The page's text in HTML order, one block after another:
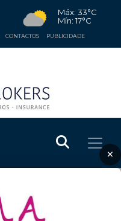
Máx: 33°C
Mín: 17°C
CONTACTOS PUBLICIDADE
×